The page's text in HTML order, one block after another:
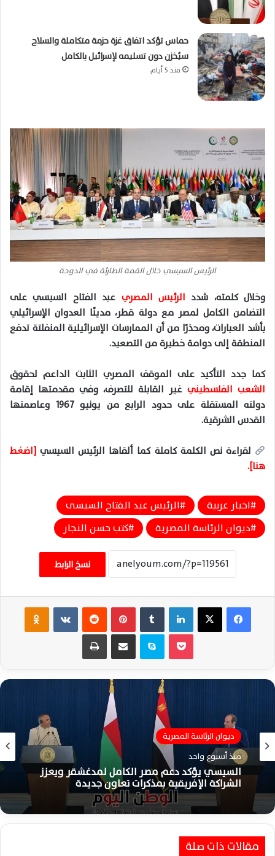
حماس تؤكد اتفاق غزة حزمة متكاملة والسلاح
سيُخزن دون تسليمه لإسرائيل بالكامل
منذ 5 أيام
الرئيس السيسي خلال القمة الطارئة في الدوحة
وخلال كلمته، شدد الرئيس المصري عبد الفتاح السيسي على
التضامن الكامل لمصر مع دولة قطر، مدينًا العدوان الإسرائيلي
بأشد العبارات، ومحذرًا من أن الممارسات الإسرائيلية المنفلتة تدفع
المنطقة إلى دوامة خطيرة من التصعيد.
كما جدد التأكيد على الموقف المصري الثابت الداعم لحقوق
الشعب الفلسطيني غير القابلة للتصرف، وفي مقدمتها إقامة
دولته المستقلة على حدود الرابع من يونيو 1967 وعاصمتها
القدس الشرقية.
لقراءة نص الكلمة كاملة كما ألقاها الرئيس السيسي [اضغط
هنا].
اخبار عربية
الرئيس عبد الفتاح السيسى
ديوان الرئاسة المصرية
كتب حسن النجار
نسخ الرابط
فيسبوك ‫X لينكدإن بينتيريست ‏VKontakte
سكايب مشاركة عبر البريد طباعة
ديوان الرئاسة المصرية
منذ أسبوع واحد
السيسي يؤكد دعم مصر الكامل لمدغشقر ويعزز
الشراكة الإفريقية بمذكرات تعاون جديدة
مقالات ذات صلة